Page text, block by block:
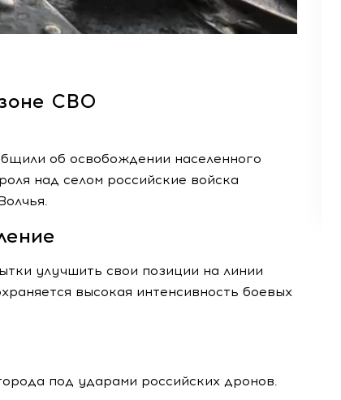
СВО
об освобождении населенного
над селом российские войска
улучшить свои позиции на линии
высокая интенсивность боевых
под ударами российских дронов.